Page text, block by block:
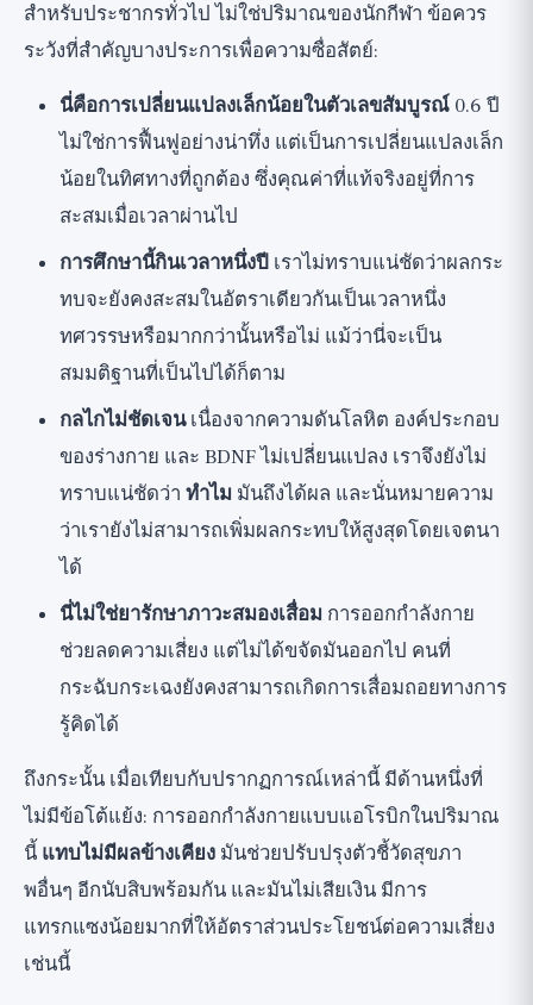
สำหรับประชากรทั่วไป ไม่ใช่ปริมาณของนักกีฬา ข้อควร
ระวังที่สำคัญบางประการเพื่อความซื่อสัตย์:
นี่คือการเปลี่ยนแปลงเล็กน้อยในตัวเลขสัมบูรณ์ 0.6 ปี
ไม่ใช่การฟื้นฟูอย่างน่าทึ่ง แต่เป็นการเปลี่ยนแปลงเล็ก
น้อยในทิศทางที่ถูกต้อง ซึ่งคุณค่าที่แท้จริงอยู่ที่การ
สะสมเมื่อเวลาผ่านไป
การศึกษานี้กินเวลาหนึ่งปี เราไม่ทราบแน่ชัดว่าผลกระ
ทบจะยังคงสะสมในอัตราเดียวกันเป็นเวลาหนึ่ง
ทศวรรษหรือมากกว่านั้นหรือไม่ แม้ว่านี่จะเป็น
สมมติฐานที่เป็นไปได้ก็ตาม
กลไกไม่ชัดเจนเนื่องจากความดันโลหิต องค์ประกอบ
ของร่างกาย และ BDNF ไม่เปลี่ยนแปลง เราจึงยังไม่
ทราบแน่ชัดว่า ทำไม มันถึงได้ผล และนั่นหมายความ
ว่าเรายังไม่สามารถเพิ่มผลกระทบให้สูงสุดโดยเจตนา
ได้
นี่ไม่ใช่ยารักษาภาวะสมองเสื่อม การออกกำลังกาย
ช่วยลดความเสี่ยง แต่ไม่ได้ขจัดมันออกไป คนที่
กระฉับกระเฉงยังคงสามารถเกิดการเสื่อมถอยทางการ
รู้คิดได้
ถึงกระนั้น เมื่อเทียบกับปรากฏการณ์เหล่านี้ มีด้านหนึ่งที่
ไม่มีข้อโต้แย้ง: การออกกำลังกายแบบแอโรบิกในปริมาณ
นี้ แทบไม่มีผลข้างเคียง มันช่วยปรับปรุงตัวชี้วัดสุขภา
พอื่นๆ อีกนับสิบพร้อมกัน และมันไม่เสียเงิน มีการ
แทรกแซงน้อยมากที่ให้อัตราส่วนประโยชน์ต่อความเสี่ยง
เช่นนี้